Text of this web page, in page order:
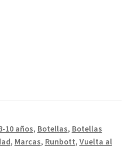
10 años, Botellas, Botellas
, Marcas, Runbott, Vuelta al